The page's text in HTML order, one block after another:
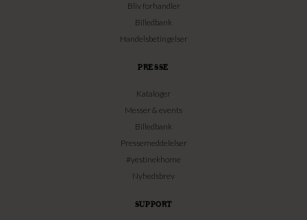
Bliv forhandler
Billedbank
Handelsbetingelser
PRESSE
Kataloger
Messer & events
Billedbank
Pressemeddelelser
#yestinekhome
Nyhedsbrev
SUPPORT